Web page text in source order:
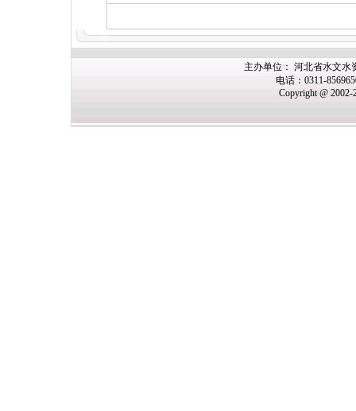
主办单位： 河北省水文水
电话：0311-
Copyright @ 2002-